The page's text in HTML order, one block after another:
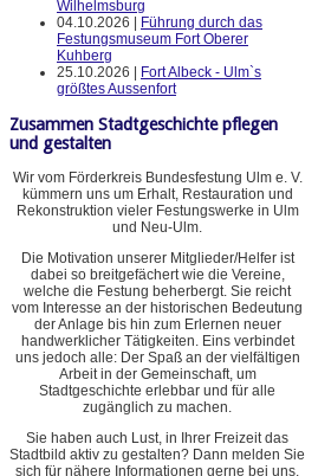
Wilhelmsburg
04.10.2026 |
Führung durch das
Festungsmuseum Fort Oberer
Kuhberg
25.10.2026 |
Fort Albeck - Ulm`s
größtes Aussenfort
Zusammen Stadtgeschichte pflegen
und gestalten
Wir vom Förderkreis Bundesfestung Ulm e. V.
kümmern uns um Erhalt, Restauration und
Rekonstruktion vieler Festungswerke in Ulm
und Neu-Ulm.
Die Motivation unserer Mitglieder/Helfer ist
dabei so breitgefächert wie die Vereine,
welche die Festung beherbergt. Sie reicht
vom Interesse an der historischen Bedeutung
der Anlage bis hin zum Erlernen neuer
handwerklicher Tätigkeiten. Eins verbindet
uns jedoch alle: Der Spaß an der vielfältigen
Arbeit in der Gemeinschaft, um
Stadtgeschichte erlebbar und für alle
zugänglich zu machen.
Sie haben auch Lust, in Ihrer Freizeit das
Stadtbild aktiv zu gestalten? Dann melden Sie
sich für nähere Informationen gerne bei uns.